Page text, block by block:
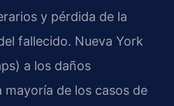
y pérdida de la
fallecido. Nueva York
a los daños
de los casos de